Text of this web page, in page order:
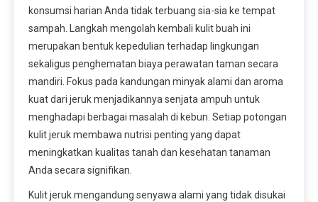
konsumsi harian Anda tidak terbuang sia-sia ke tempat
sampah. Langkah mengolah kembali kulit buah ini
merupakan bentuk kepedulian terhadap lingkungan
sekaligus penghematan biaya perawatan taman secara
mandiri. Fokus pada kandungan minyak alami dan aroma
kuat dari jeruk menjadikannya senjata ampuh untuk
menghadapi berbagai masalah di kebun. Setiap potongan
kulit jeruk membawa nutrisi penting yang dapat
meningkatkan kualitas tanah dan kesehatan tanaman
Anda secara signifikan.
Kulit jeruk mengandung senyawa alami yang tidak disukai